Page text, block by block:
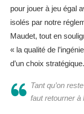
pour jouer à jeu égal
isolés par notre
Maudet, tout en
« la qualité de
d’un choix stratégique.
Tant qu’on
faut retourner à